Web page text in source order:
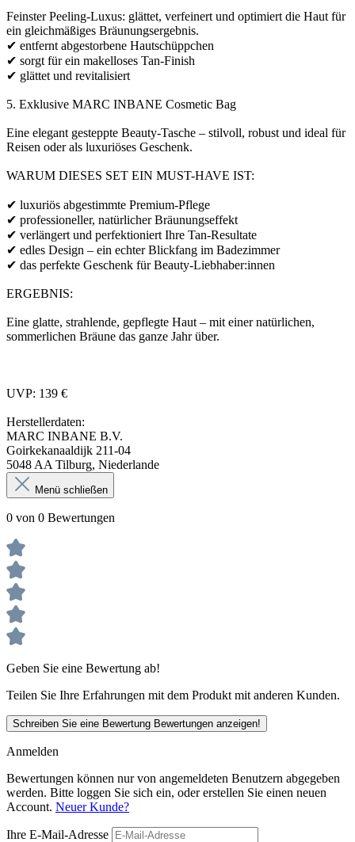
Feinster Peeling-Luxus: glättet, verfeinert und optimiert die Haut für
ein gleichmäßiges Bräunungsergebnis.
✔ entfernt abgestorbene Hautschüppchen
✔ sorgt für ein makelloses Tan-Finish
✔ glättet und revitalisiert
5. Exklusive MARC INBANE Cosmetic Bag
Eine elegant gesteppte Beauty-Tasche – stilvoll, robust und ideal für
Reisen oder als luxuriöses Geschenk.
WARUM DIESES SET EIN MUST-HAVE IST:
✔ luxuriös abgestimmte Premium-Pflege
✔ professioneller, natürlicher Bräunungseffekt
✔ verlängert und perfektioniert Ihre Tan-Resultate
✔ edles Design – ein echter Blickfang im Badezimmer
✔ das perfekte Geschenk für Beauty-Liebhaber:innen
ERGEBNIS:
Eine glatte, strahlende, gepflegte Haut – mit einer natürlichen,
sommerlichen Bräune das ganze Jahr über.
UVP: 139 €
Herstellerdaten:
MARC INBANE B.V.
Goirkekanaaldijk 211-04
5048 AA Tilburg, Niederlande
Menü schließen
0 von 0 Bewertungen
Geben Sie eine Bewertung ab!
Teilen Sie Ihre Erfahrungen mit dem Produkt mit anderen Kunden.
Schreiben Sie eine Bewertung Bewertungen anzeigen!
Anmelden
Bewertungen können nur von angemeldeten Benutzern abgegeben
werden. Bitte loggen Sie sich ein, oder erstellen Sie einen neuen
Account. Neuer Kunde?
Ihre E-Mail-Adresse